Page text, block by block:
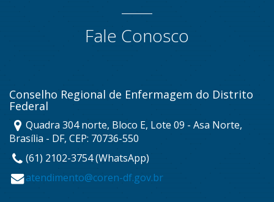
Fale Conosco
Conselho Regional de Enfermagem do Distrito
Federal
Quadra 304 norte, Bloco E, Lote 09 - Asa Norte,
Brasília - DF, CEP: 70736-550
(61) 2102-3754 (WhatsApp)
atendimento@coren-df.gov.br